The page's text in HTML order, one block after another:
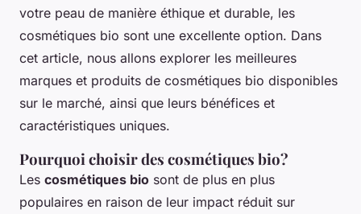
votre peau de manière éthique et durable, les
cosmétiques bio sont une excellente option. Dans
cet article, nous allons explorer les meilleures
marques et produits de cosmétiques bio disponibles
sur le marché, ainsi que leurs bénéfices et
caractéristiques uniques.
Pourquoi choisir des cosmétiques bio?
Les cosmétiques bio sont de plus en plus
populaires en raison de leur impact réduit sur